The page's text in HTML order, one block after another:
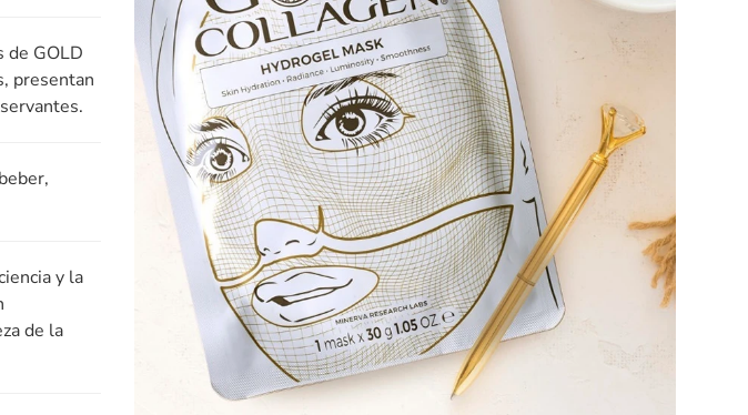
GOLD
presentan
y la
de la